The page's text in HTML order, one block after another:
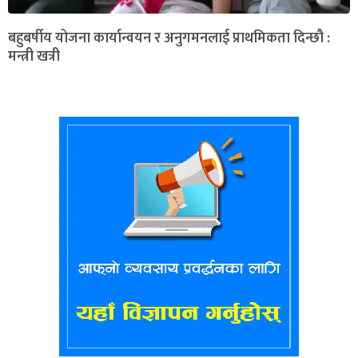
बहुबर्षीय योजना कार्यान्वयन र अनुगमनलाई प्राथमिकता दिन्छौ :
मन्त्री खत्री